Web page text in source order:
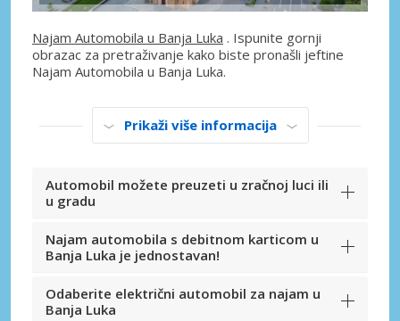
Najam Automobila u Banja Luka . Ispunite gornji
obrazac za pretraživanje kako biste pronašli jeftine
Najam Automobila u Banja Luka.
Prikaži više informacija
Automobil možete preuzeti u zračnoj luci ili
u gradu
Najam automobila s debitnom karticom u
Banja Luka je jednostavan!
Odaberite električni automobil za najam u
Banja Luka